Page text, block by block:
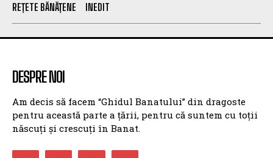
REȚETE BĂNĂȚENE
INEDIT
DESPRE NOI
Am decis să facem “Ghidul Banatului” din dragoste
pentru această parte a țării, pentru că suntem cu toții
născuți și crescuți în Banat.